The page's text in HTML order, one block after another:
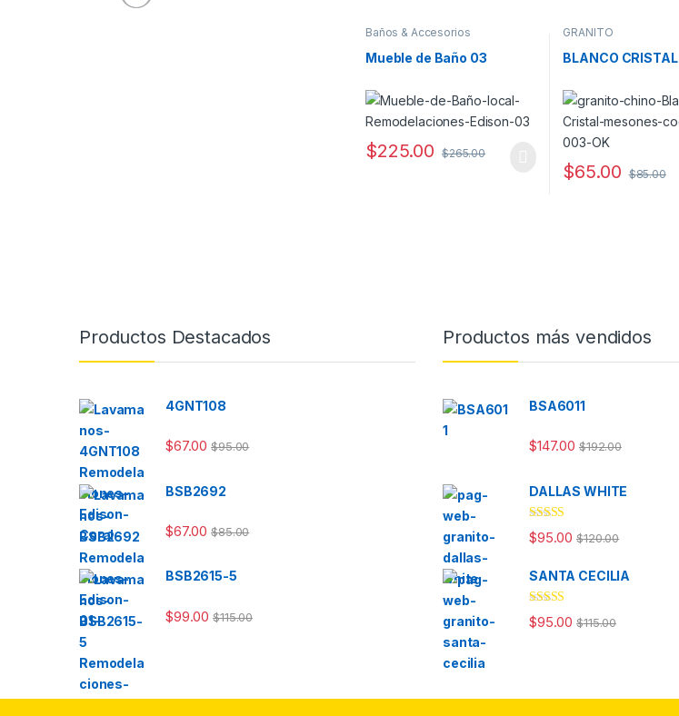
Baños & Accesorios
Mueble de Baño 03
$225.00 $265.00
GRANITO
BLANCO CRISTAL
$65.00 $85.00
Productos Destacados
4GNT108
$67.00 $95.00
BSB2692
$67.00 $85.00
BSB2615-5
$99.00 $115.00
Productos más vendidos
BSA6011
$147.00 $192.00
DALLAS WHITE
Valorado en
4.33de 5
$95.00 $120.00
SANTA CECILIA
Valorad
o en
$95.00 $115.00